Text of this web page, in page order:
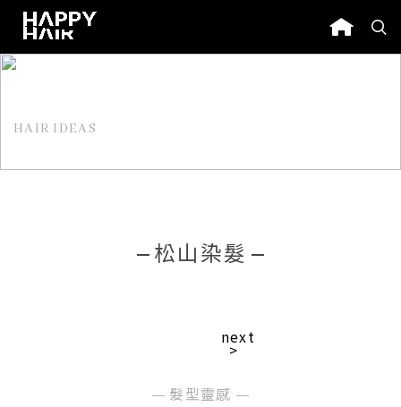
HAIR IDEAS
松山染髮
next
>
髮型靈感